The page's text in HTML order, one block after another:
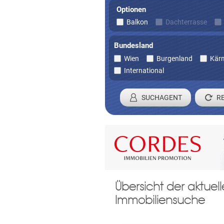
Optionen
Balkon Dachterrasse
Bundesland
Wien Burgenland
International
SUCHAGENT
Registrieren
Damit wir ihre Anfrage
Übersicht der
Immobiliensuche